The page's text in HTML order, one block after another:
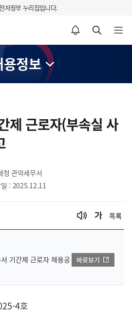
자정부 누리집입니다.
알림설정 바로가기 검색 바로가기 메뉴 열기
용정보
제 근로자(부속실 사
청 관악세무서
: 2025.12.11
목록
기간제 근로자 채용공
바로보기
4호